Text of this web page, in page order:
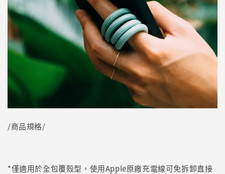
/商品規格/
*僅適用於全包覆殼型，使用Apple原廠充電線可免拆卸直接